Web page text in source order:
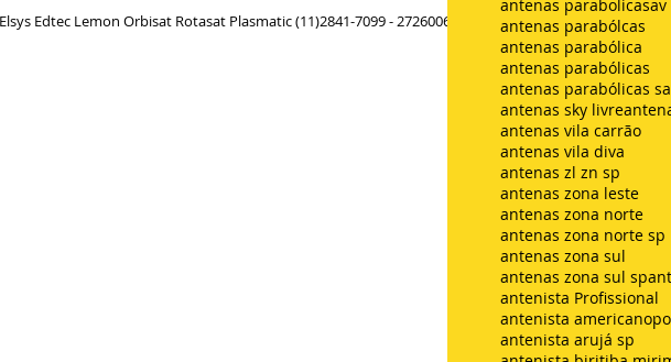
Edtec Lemon Orbisat Rotasat Plasmatic (11)2841-7099 - 27260062 /
antenas parabólcas
antenas parabólica
antenas parabólicas
antenas parabólicas
antenas sky livre
antenas vila carrão
antenas vila diva
antenas zl zn sp
antenas zona leste
antenas zona norte
antenas zona norte sp
antenas zona sul
antenas zona sul sp
antenista Profissional
antenista
antenista arujá sp